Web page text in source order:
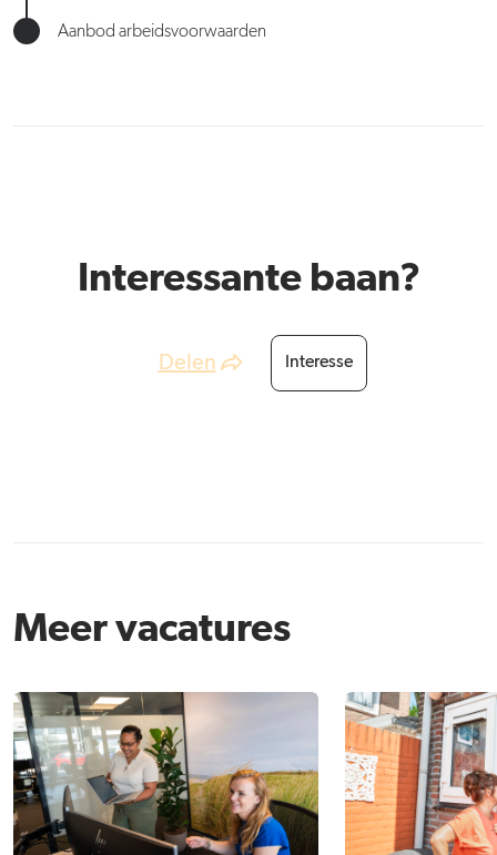
Aanbod arbeidsvoorwaarden
Interessante baan?
Delen Interesse
Meer vacatures